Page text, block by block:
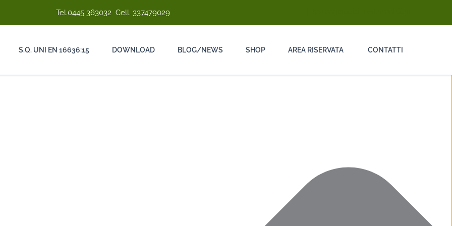
Tel.0445 363032 Cell. 337479029
S.Q. UNI EN 16636:15 DOWNLOAD BLOG/NEWS SHOP AREA RISERVATA CONTATTI